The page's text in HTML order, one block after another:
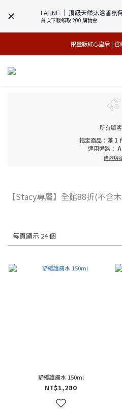
LALINE │ 頂級天然沐浴香氛
首次下載領取 200 購物金
買1送1特賣會 | 台中
專櫃加碼活動 | 尊寵
限量版紅心皇后 |
買1送1特賣會 | 台中
所有顧
指定商品：滿 1
適用通路：
條款與
【Stacy專屬】全館88折(不含
每頁顯示 24 個
舒緩護膚水 150ml
NT$1,280